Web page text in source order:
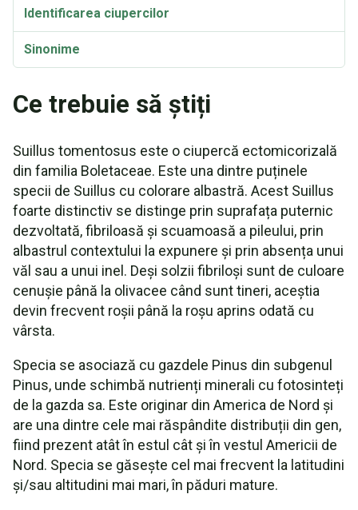
Identificarea ciupercilor
Sinonime
Ce trebuie să știți
Suillus tomentosus este o ciupercă ectomicorizală
din familia Boletaceae. Este una dintre puținele
specii de Suillus cu colorare albastră. Acest Suillus
foarte distinctiv se distinge prin suprafața puternic
dezvoltată, fibriloasă și scuamoasă a pileului, prin
albastrul contextului la expunere și prin absența unui
văl sau a unui inel. Deși solzii fibriloși sunt de culoare
cenușie până la olivacee când sunt tineri, aceștia
devin frecvent roșii până la roșu aprins odată cu
vârsta.
Specia se asociază cu gazdele Pinus din subgenul
Pinus, unde schimbă nutrienți minerali cu fotosinteți
de la gazda sa. Este originar din America de Nord și
are una dintre cele mai răspândite distribuții din gen,
fiind prezent atât în estul cât și în vestul Americii de
Nord. Specia se găsește cel mai frecvent la latitudini
și/sau altitudini mai mari, în păduri mature.